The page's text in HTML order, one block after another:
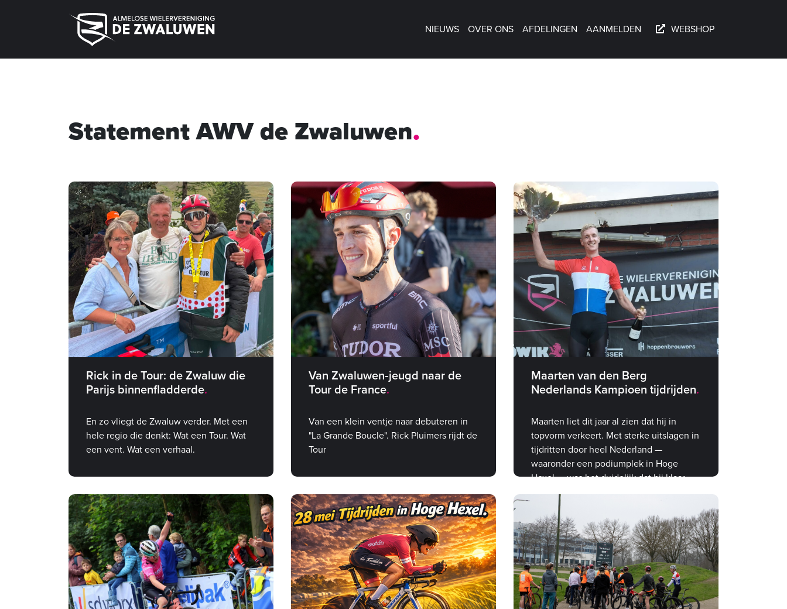
NIEUWS OVER ONS AFDELINGEN AANMELDEN WEBSHOP
Statement AWV de Zwaluwen
Rick in de Tour: de Zwaluw die
Parijs binnenfladderde
En zo vliegt de Zwaluw verder. Met een
hele regio die denkt: Wat een Tour. Wat
een vent. Wat een verhaal.
Van Zwaluwen‑jeugd naar de
Tour de France
Van een klein ventje naar debuteren in
"La Grande Boucle". Rick Pluimers rijdt de
Tour
Maarten van den Berg
Nederlands Kampioen tijdrijden
Maarten liet dit jaar al zien dat hij in
topvorm verkeert. Met sterke uitslagen in
tijdritten door heel Nederland —
waaronder een podiumplek in Hoge
Hexel — was het duidelijk dat hij klaar
was voor iets groots. Het NK was de
ultieme bevestiging.